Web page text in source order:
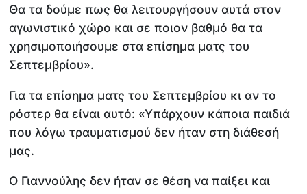
Θα τα δούμε πως θα λειτουργήσουν αυτά στον
αγωνιστικό χώρο και σε ποιον βαθμό θα τα
χρησιμοποιήσουμε στα επίσημα ματς του
Σεπτεμβρίου».
Για τα επίσημα ματς του Σεπτεμβρίου κι αν το
ρόστερ θα είναι αυτό: «Υπάρχουν κάποια παιδιά
που λόγω τραυματισμού δεν ήταν στη διάθεσή
μας.
Ο Γιαννούλης δεν ήταν σε θέση να παίξει και